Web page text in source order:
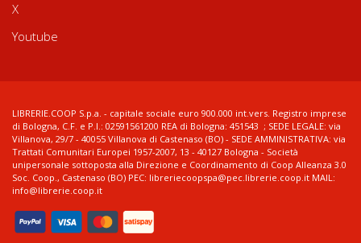
X
Youtube
LIBRERIE.COOP S.p.a. - capitale sociale euro 900.000 int.vers. Registro imprese
di Bologna, C.F. e P.I.: 02591561200 REA di Bologna: 451543 ; SEDE LEGALE: via
Villanova, 29/7 - 40055 Villanova di Castenaso (BO) - SEDE AMMINISTRATIVA: via
Trattati Comunitari Europei 1957-2007, 13 - 40127 Bologna - Società
unipersonale sottoposta alla Direzione e Coordinamento di Coop Alleanza 3.0
Soc. Coop., Castenaso (BO) PEC: libreriecoopspa@pec.librerie.coop.it MAIL:
info@librerie.coop.it